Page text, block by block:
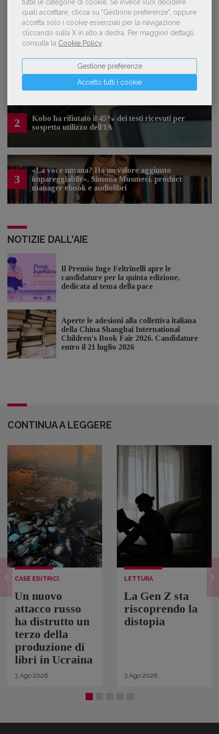
tutte le categorie di cookie. Se invece vuoi decidere
quali accettare, clicca su "Gestione preferenze", oppure
accetta solo i cookie essenziali per la navigazione
cliccando sulla X in alto a destra.
Per maggiori dettagli,
consulta la Cookie Policy
Accetto tutti i cookie
Gestione preferenze
LE PIÙ LETTE
Forse è il momento di cambiare prospettiva
sull’intelligenza artificiale
2
Kobo ha rifiutato il 45% dei testi ricevuti per
sospetto utilizzo dell’IA
3
«La voce umana? Ha un valore aggiunto
impareggiabile». Simona Musmeci, product
manager ebook e audiolibri
NOTIZIE DALL'AIE
Il Premio Inge Feltrinelli apre le
candidature per la quinta edizione,
dedicata al tema della pace
Aperte le adesioni alla collettiva italiana
della China Shanghai International
Children's Book Fair 2026. Candidature
entro il 21 luglio 2026
CONTINUA A LEGGERE
CASE EDITRICI
Un nuovo
attacco russo
ha distrutto un
terzo della
produzione di
libri in Ucraina
3 Ago 2026
LETTURA
La Gen Z sta
riscoprendo la
distopia
3 Ago 2026